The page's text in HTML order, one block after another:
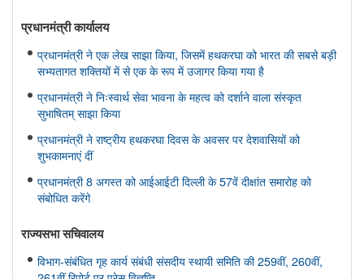
प्रधानमंत्री कार्यालय
प्रधानमंत्री ने एक लेख साझा किया, जिसमें हथकरघा को भारत की सबसे बड़ी
सभ्यतागत शक्तियों में से एक के रूप में उजागर किया गया है
प्रधानमंत्री ने निःस्वार्थ सेवा भावना के महत्व को दर्शाने वाला संस्कृत
सुभाषितम् साझा किया
प्रधानमंत्री ने राष्ट्रीय हथकरघा दिवस के अवसर पर देशवासियों को
शुभकामनाएं दीं
प्रधानमंत्री 8 अगस्त को आईआईटी दिल्ली के 57वें दीक्षांत समारोह को
संबोधित करेंगे
राज्यसभा सचिवालय
विभाग-संबंधित गृह कार्य संबंधी संसदीय स्थायी समिति की 259वीं, 260वीं,